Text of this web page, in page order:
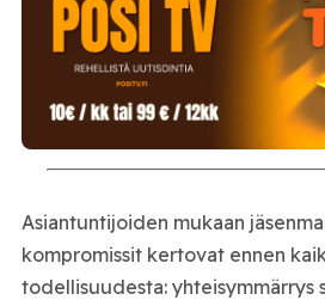
Asiantuntijoiden mukaan
kompromissit kertovat ennen
todellisuudesta: yhteisymmärrys